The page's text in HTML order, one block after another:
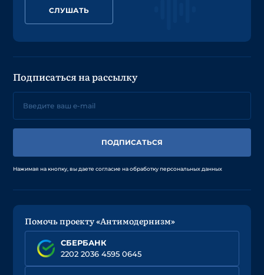
СЛУШАТЬ
Подписаться на рассылку
ПОДПИСАТЬСЯ
Нажимая на кнопку, вы даете согласие на обработку персональных данных
Помочь проекту «Антимодернизм»
СБЕРБАНК
2202 2036 4595 0645